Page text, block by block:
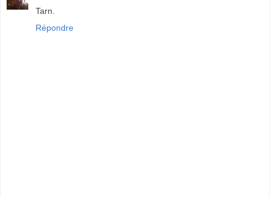
Tarn.
Répondre